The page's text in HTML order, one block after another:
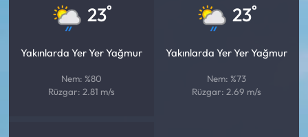
23°
Yakınlarda Yer Yer Yağmur
Nem: %80
Rüzgar: 2.81 m/s
23°
Yakınlarda Yer Yer Yağmur
Nem: %73
Rüzgar: 2.69 m/s